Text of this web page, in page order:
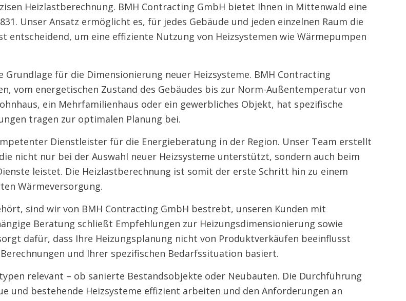
Heizlastberechnung. BMH Contracting GmbH bietet Ihnen in Mittenwald eine
Unser Ansatz ermöglicht es, für jedes Gebäude und jeden einzelnen Raum die
um eine effiziente Nutzung von Heizsystemen wie Wärmepumpen
für die Dimensionierung neuer Heizsysteme. BMH Contracting
vom energetischen Zustand des Gebäudes bis zur Norm-Außentemperatur von
ein Mehrfamilienhaus oder ein gewerbliches Objekt, hat spezifische
tragen zur optimalen Planung bei.
Dienstleister für die Energieberatung in der Region. Unser Team erstellt
nicht nur bei der Auswahl neuer Heizsysteme unterstützt, sondern auch beim
leistet. Die Heizlastberechnung ist somit der erste Schritt hin zu einem
Wärmeversorgung.
sind wir von BMH Contracting GmbH bestrebt, unseren Kunden mit
Beratung schließt Empfehlungen zur Heizungsdimensionierung sowie
dafür, dass Ihre Heizungsplanung nicht von Produktverkäufen beeinflusst
und Ihrer spezifischen Bedarfssituation basiert.
relevant – ob sanierte Bestandsobjekte oder Neubauten. Die Durchführung
und bestehende Heizsysteme effizient arbeiten und den Anforderungen an